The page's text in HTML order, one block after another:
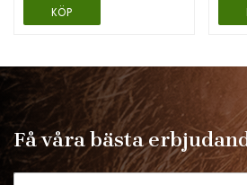
KÖP
Få våra bästa